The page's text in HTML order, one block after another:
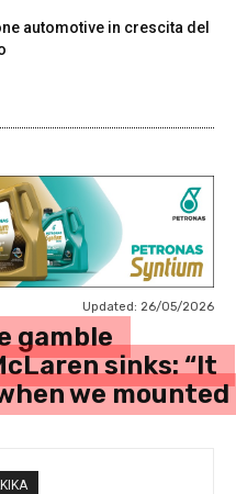
automotive in crescita del